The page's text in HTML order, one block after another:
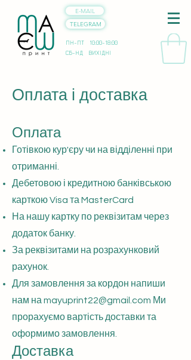
E-MAIL
TELEGRAM
ПН-ПТ 10:00-18:00
СБ-НД ВИХІДНІ
Оплата і доставка
Оплата
Готівкою кур'єру чи на відділенні при
отриманні.
Дебетовою і кредитною банківською
карткою Visa та MasterCard
На нашу картку по реквізитам через
додаток банку.
За реквізитами на розрахунковий
рахунок.​
Для замовлення за кордон напиши
нам наmayuprint22@gmail.com Ми
прорахуємо вартість доставки та
оформимо замовлення.
Доставка